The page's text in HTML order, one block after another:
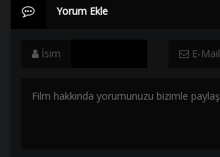
Yorum Ekle
İsim E-Mail